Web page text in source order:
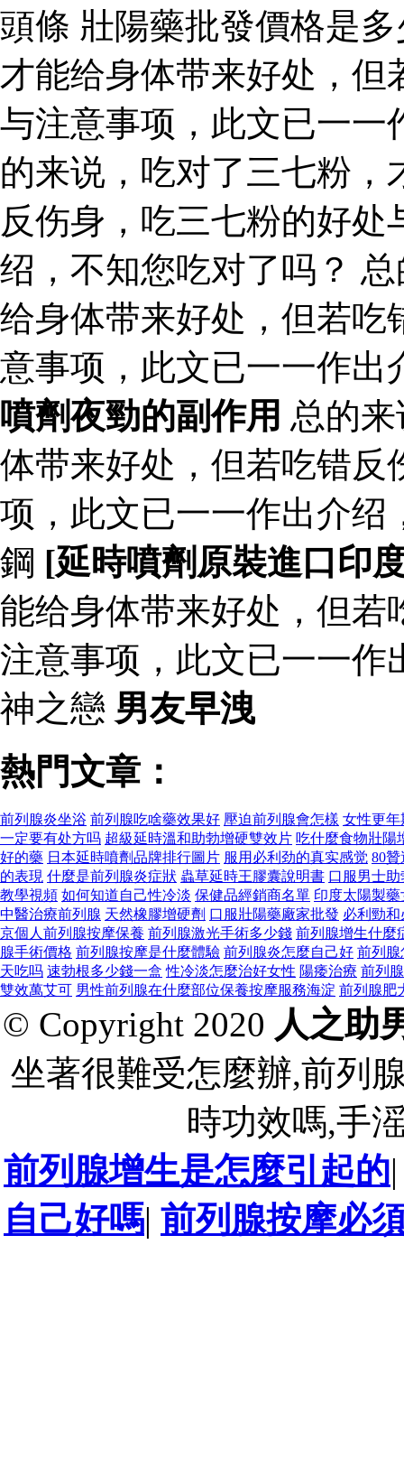
頭條 壯陽藥批發價格是
才能给身体带来好处，
与注意事项，此文已一一
的来说，吃对了三七粉
反伤身，吃三七粉的好
绍，不知您吃对了吗？
给身体带来好处，但若吃
意事项，此文已一一作
噴劑夜勁的副作用 总的
体带来好处，但若吃错反
项，此文已一一作出介绍
鋼 [延時噴劑原裝進口印
能给身体带来好处，但若
注意事项，此文已一一作
神之戀 男友早洩
熱門文章：
前列腺炎坐浴 前列腺吃啥藥效果好 壓迫前列腺會怎樣 女性更年
一定要有处方吗 超級延時溫和助勃增硬雙效片 吃什麼食物壯陽
好的藥 日本延時噴劑品牌排行圖片 服用必利劲的真实感觉 80
的表現 什麼是前列腺炎症狀 蟲草延時王膠囊說明書 口服男士
教學視頻 如何知道自己性冷淡 保健品經銷商名單 印度太陽製
中醫治療前列腺 天然橡膠增硬劑 口服壯陽藥廠家批發 必利勁
京個人前列腺按摩保養 前列腺激光手術多少錢 前列腺增生什麼
腺手術價格 前列腺按摩是什麼體驗 前列腺炎怎麼自己好 前列腺
天吃吗 速勃根多少錢一盒 性冷淡怎麼治好女性 陽痿治療 前列
雙效萬艾可 男性前列腺在什麼部位保養按摩服務海淀 前列腺肥
© Copyright 2020 人之助
坐著很難受怎麼辦,前列
時功效嗎,手
前列腺增生是怎麼引起的
自己好嗎| 前列腺按摩必